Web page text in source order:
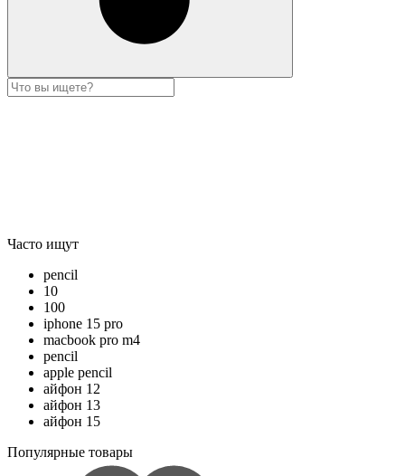
Часто ищут
pencil
10
100
iphone 15 pro
macbook pro m4
pencil
apple pencil
айфон 12
айфон 13
айфон 15
Популярные товары